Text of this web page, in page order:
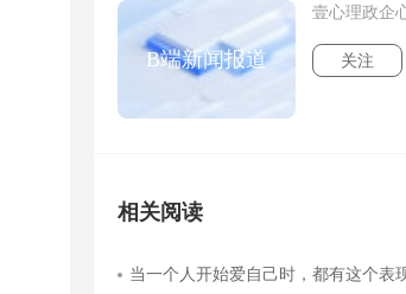
B端新闻报道
壹心理政企
关注
相关阅读
当一个人开始爱自己时，都有这个表